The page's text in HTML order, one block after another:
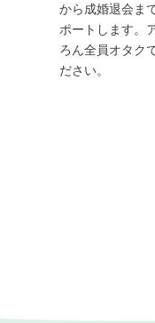
から成婚退会ま
ポートします。
ろん全員オタク
ださい。